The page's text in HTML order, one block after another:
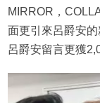
MIRROR，
面更引來呂爵安
呂爵安留言更獲